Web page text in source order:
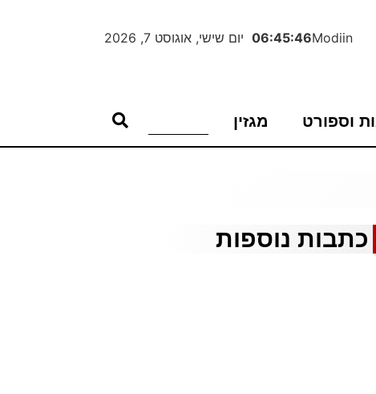
Modiin
06:45:47 יום שישי, אוגוסט 7, 2026
וספורט מגזין
כתבות נוספות